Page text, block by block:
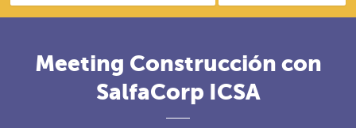
Meeting Construcción con
SalfaCorp ICSA